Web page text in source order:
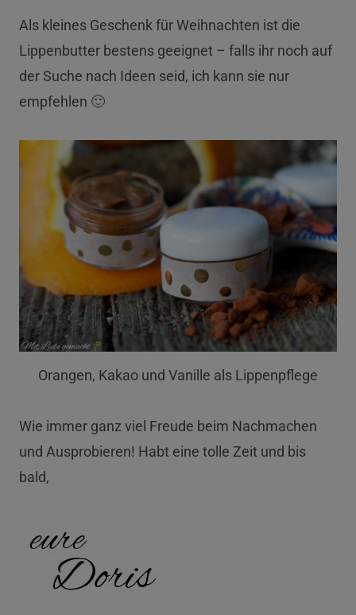
Als kleines Geschenk für Weihnachten ist die
Lippenbutter bestens geeignet – falls ihr noch auf
der Suche nach Ideen seid, ich kann sie nur
empfehlen 🙂
Orangen, Kakao und Vanille als Lippenpflege
Wie immer ganz viel Freude beim Nachmachen
und Ausprobieren! Habt eine tolle Zeit und bis
bald,